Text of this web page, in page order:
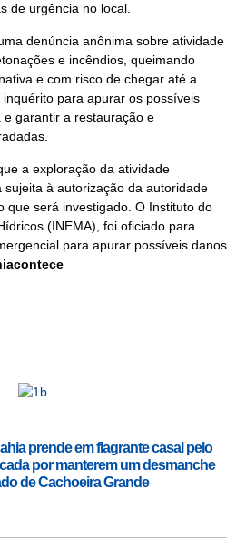
de urgência no local.
denúncia anônima sobre atividade
e incêndios, queimando
e com risco de chegar até a
para apurar os possíveis
garantir a restauração e
a exploração da atividade
à autorização da autoridade
que será investigado. O Instituto do
(INEMA), foi oficiado para
para apurar possíveis danos
prende em flagrante casal pelo
por manterem um desmanche
de Cachoeira Grande